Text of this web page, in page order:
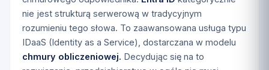
nie jest strukturą serwerową w tradycyjnym
rozumieniu tego słowa. To zaawansowana usługa typu
IDaaS (Identity as a Service), dostarczana w modelu
chmury obliczeniowej. Decydując się na to